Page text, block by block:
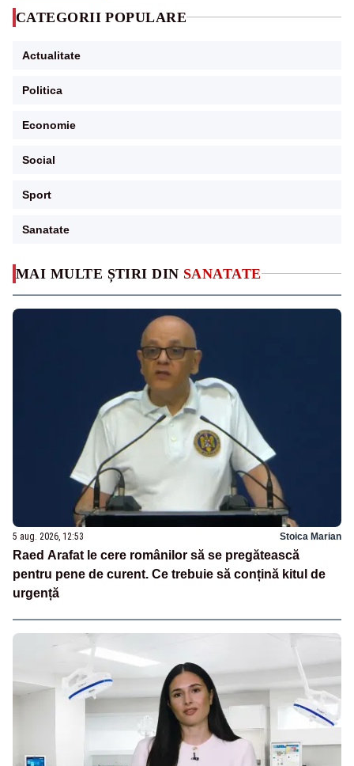
MAI MULTE ȘTIRI DIN SANATATE
5 aug. 2026, 12:53 Stoica Marian
Raed Arafat le cere românilor să se pregătească
pentru pene de curent. Ce trebuie să conțină kitul de
urgență
CATEGORII POPULARE
Actualitate
Politica
Economie
Social
Sport
Sanatate